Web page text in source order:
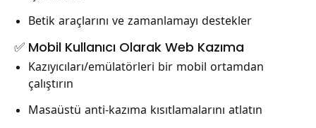
Betik araçlarını ve zamanlamayı destekler
✅ Mobil Kullanıcı Olarak Web Kazıma
Kazıyıcıları/emülatörleri bir mobil ortamdan
çalıştırın
Masaüstü anti-kazıma kısıtlamalarını atlatın